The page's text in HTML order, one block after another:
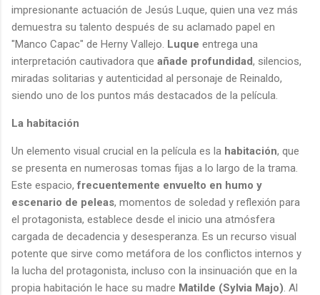
impresionante actuación de Jesús Luque, quien una vez más
demuestra su talento después de su aclamado papel en
"Manco Capac" de Herny Vallejo. Luque entrega una
interpretación cautivadora que añade profundidad, silencios,
miradas solitarias y autenticidad al personaje de Reinaldo,
siendo uno de los puntos más destacados de la película.
La habitación
Un elemento visual crucial en la película es la habitación, que
se presenta en numerosas tomas fijas a lo largo de la trama.
Este espacio,frecuentemente envuelto en humo y
escenario de peleas, momentos de soledad y reflexión para
el protagonista, establece desde el inicio una atmósfera
cargada de decadencia y desesperanza. Es un recurso visual
potente que sirve como metáfora de los conflictos internos y
la lucha del protagonista, incluso con la insinuación que en la
propia habitación le hace su madre Matilde (Sylvia Majo) . Al